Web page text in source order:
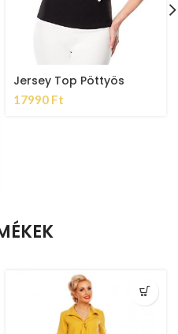
Jersey Top Pöttyös
17990 Ft